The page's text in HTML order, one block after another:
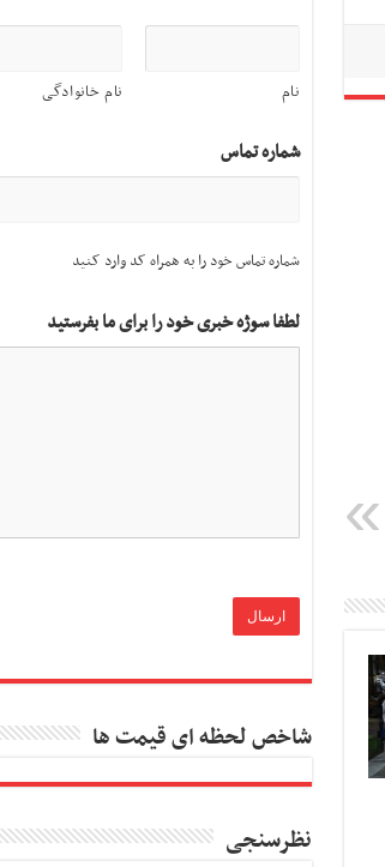
نام نام خانوادگی
شماره تماس
شماره تماس خود را به همراه کد وارد کنید
لطفا سوژه خبری خود را برای ما بفرستید
شاخص لحظه ای قیمت ها
نظرسنجی